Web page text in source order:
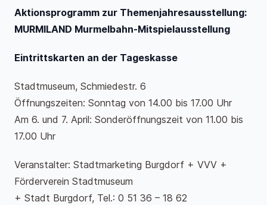
Aktionsprogramm zur Themenjahresausstellung:
MURMILAND Murmelbahn-Mitspielausstellung
Eintrittskarten an der Tageskasse
Stadtmuseum, Schmiedestr. 6
Öffnungszeiten: Sonntag von 14.00 bis 17.00 Uhr
Am 6. und 7. April: Sonderöffnungszeit von 11.00 bis
17.00 Uhr
Veranstalter: Stadtmarketing Burgdorf + VVV +
Förderverein Stadtmuseum
+ Stadt Burgdorf, Tel.: 0 51 36 – 18 62